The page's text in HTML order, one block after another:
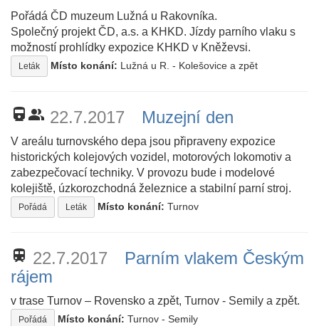
Pořádá ČD muzeum Lužná u Rakovníka.
Společný projekt ČD, a.s. a KHKD. Jízdy parního vlaku s
možností prohlídky expozice KHKD v Kněževsi.
Leták Místo konání: Lužná u R. - Kolešovice a zpět
directions_railway people_alt 22.7.2017 Muzejní den
V areálu turnovského depa jsou připraveny expozice
historických kolejových vozidel, motorových lokomotiv a
zabezpečovací techniky. V provozu bude i modelové
kolejiště, úzkorozchodná železnice a stabilní parní stroj.
Pořádá Leták Místo konání: Turnov
train 22.7.2017
Parním vlakem Českým
rájem
v trase Turnov – Rovensko a zpět, Turnov - Semily a zpět.
Pořádá Místo konání: Turnov - Semily